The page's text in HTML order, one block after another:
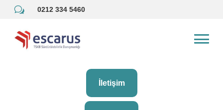
w 0212 334 5460
İletişim